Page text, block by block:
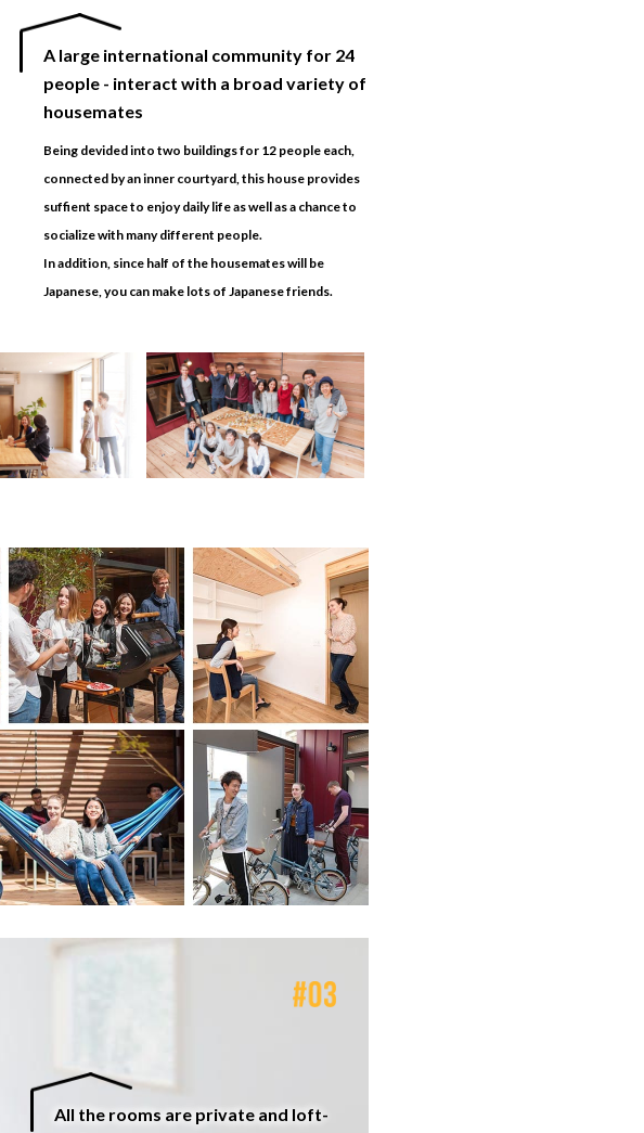
A large international community for 24
people - interact with a broad variety of
housemates
Being devided into two buildings for 12 people each,
connected by an inner courtyard, this house provides
suffient space to enjoy daily life as well as a chance to
socialize with many different people.
In addition, since half of the housemates will be
Japanese, you can make lots of Japanese friends.
All the rooms are private and loft-